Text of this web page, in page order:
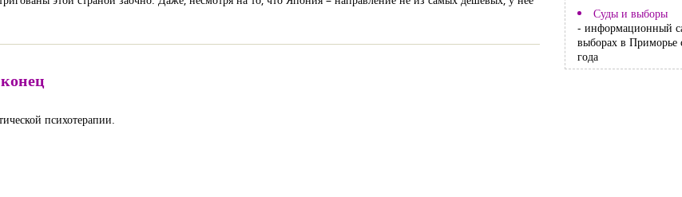
психотерапии.
Суды и выборы
- информационный
выборах в Приморье
года